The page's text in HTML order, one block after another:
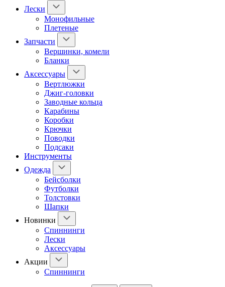
Лески
Монофильные
Плетеные
Запчасти
Вершинки, комели
Бланки
Аксессуары
Вертлюжки
Джиг-головки
Заводные кольца
Карабины
Коробки
Крючки
Поводки
Подсаки
Инструменты
Одежда
Бейсболки
Футболки
Толстовки
Шапки
Новинки
Спиннинги
Лески
Аксессуары
Акции
Спиннинги